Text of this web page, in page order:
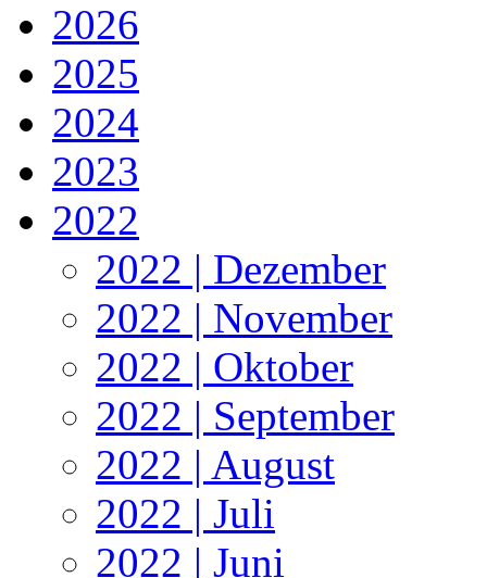
2026
2025
2024
2023
2022
2022 | Dezember
2022 | November
2022 | Oktober
2022 | September
2022 | August
2022 | Juli
2022 | Juni